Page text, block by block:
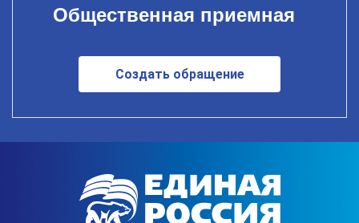
Общественная приемная
Создать обращение